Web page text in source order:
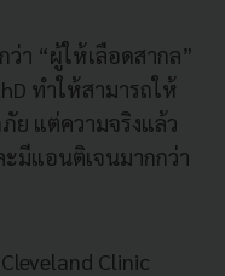
า “ผู้ให้เลือดสากล”
ทำให้สามารถให้
ย แต่ความจริงแล้ว
ะมีแอนติเจนมากกว่า
Clinic